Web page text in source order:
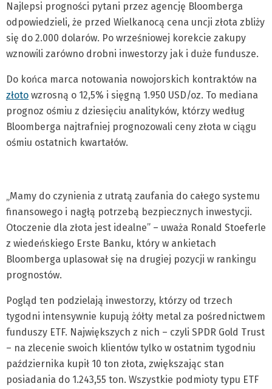
Najlepsi progności pytani przez agencję Bloomberga
odpowiedzieli, że przed Wielkanocą cena uncji złota zbliży
się do 2.000 dolarów. Po wrześniowej korekcie zakupy
wznowili zarówno drobni inwestorzy jak i duże fundusze.
Do końca marca notowania nowojorskich kontraktów na
złoto wzrosną o 12,5% i sięgną 1.950 USD/oz. To mediana
prognoz ośmiu z dziesięciu analityków, którzy według
Bloomberga najtrafniej prognozowali ceny złota w ciągu
ośmiu ostatnich kwartałów.
„Mamy do czynienia z utratą zaufania do całego systemu
finansowego i nagłą potrzebą bezpiecznych inwestycji.
Otoczenie dla złota jest idealne” – uważa Ronald Stoeferle
z wiedeńskiego Erste Banku, który w ankietach
Bloomberga uplasował się na drugiej pozycji w rankingu
prognostów.
Pogląd ten podzielają inwestorzy, którzy od trzech
tygodni intensywnie kupują żółty metal za pośrednictwem
funduszy ETF. Największych z nich – czyli SPDR Gold Trust
– na zlecenie swoich klientów tylko w ostatnim tygodniu
października kupił 10 ton złota, zwiększając stan
posiadania do 1.243,55 ton. Wszystkie podmioty typu ETF